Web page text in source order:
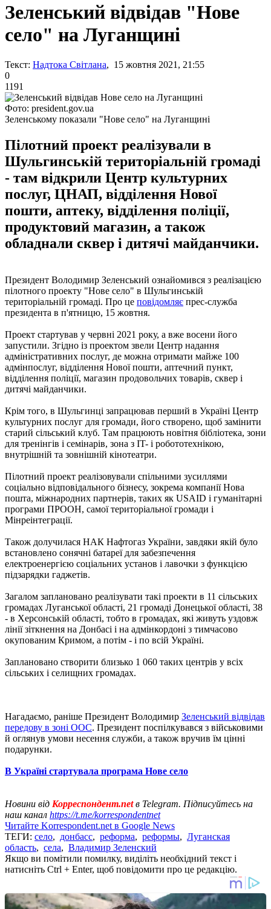
Зеленський відвідав "Нове
село" на Луганщині
Текст: Надтока Світлана, 15 жовтня 2021, 21:55
0
1191
Фото: president.gov.ua
Зеленському показали "Нове село" на Луганщині
Пілотний проект реалізували в
Шульгинській територіальній громаді
- там відкрили Центр культурних
послуг, ЦНАП, відділення Нової
пошти, аптеку, відділення поліції,
продуктовий магазин, а також
обладнали сквер і дитячі майданчики.
Президент Володимир Зеленський ознайомився з реалізацією
пілотного проекту "Нове село" в Шульгинській
територіальній громаді. Про це повідомляє прес-служба
президента в п'ятницю, 15 жовтня.
Проект стартував у червні 2021 року, а вже восени його
запустили. Згідно із проектом звели Центр надання
адміністративних послуг, де можна отримати майже 100
адмінпослуг, відділення Нової пошти, аптечний пункт,
відділення поліції, магазин продовольчих товарів, сквер і
дитячі майданчики.
Крім того, в Шульгинці запрацював перший в Україні Центр
культурних послуг для громади, його створено, щоб замінити
старий сільський клуб. Там працюють новітня бібліотека, зони
для тренінгів і семінарів, зона з IT- і робототехнікою,
внутрішній та зовнішній кінотеатри.
Пілотний проект реалізовували спільними зусиллями
соціально відповідального бізнесу, зокрема компанії Нова
пошта, міжнародних партнерів, таких як USAID і гуманітарні
програми ПРООН, самої територіальної громади і
Мінреінтеграції.
Також долучилася НАК Нафтогаз України, завдяки якій було
встановлено сонячні батареї для забезпечення
електроенергією соціальних установ і лавочки з функцією
підзарядки гаджетів.
Загалом заплановано реалізувати такі проекти в 11 сільських
громадах Луганської області, 21 громаді Донецької області, 38
- в Херсонській області, тобто в громадах, які живуть уздовж
лінії зіткнення на Донбасі і на адмінкордоні з тимчасово
окупованим Кримом, а потім - і по всій Україні.
Заплановано створити близько 1 060 таких центрів у всіх
сільських і селищних громадах.
Нагадаємо, раніше Президент Володимир Зеленський відвідав
передову в зоні ООС. Президент поспілкувався з військовими
й оглянув умови несення служби, а також вручив їм цінні
подарунки.
В Україні стартувала програма Нове село
Новини від Корреспондент.netв Telegram. Підписуйтесь на
наш канал https://t.me/korrespondentnet
Читайте Korrespondent.net в Google News
ТЕГИ: село, донбасс, реформа, реформы, Луганская
область, села, Владимир Зеленский
Якщо ви помітили помилку, виділіть необхідний текст і
натисніть Ctrl + Enter, щоб повідомити про це редакцію.